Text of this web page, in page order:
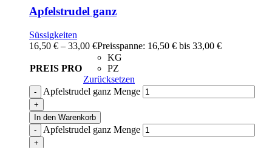
Apfelstrudel ganz
Süssigkeiten
16,50 € – 33,00 €Preisspanne: 16,50 € bis 33,00 €
PREIS PRO
KG
PZ
Zurücksetzen
Apfelstrudel ganz Menge
In den Warenkorb
Apfelstrudel ganz Menge